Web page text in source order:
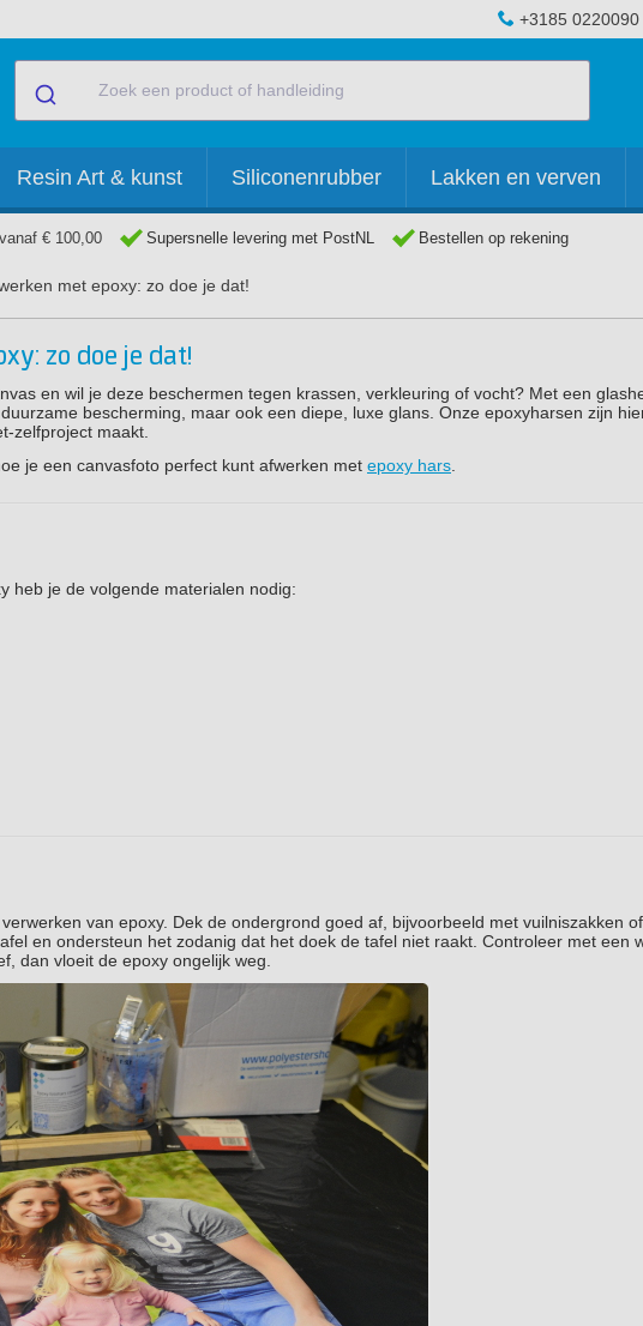
+3185 0220090
Resin Art & kunst Siliconenrubber Lakken en verven
€ 100,00 Supersnelle levering met PostNL Bestellen op rekening
met epoxy: zo doe je dat!
zo doe je dat!
en wil je deze beschermen tegen krassen, verkleuring of vocht? Met een
bescherming, maar ook een diepe, luxe glans. Onze epoxyharsen zijn
zelfproject maakt.
je een canvasfoto perfect kunt afwerken met epoxy hars
heb je de volgende materialen nodig:
van epoxy. Dek de ondergrond goed af, bijvoorbeeld met vuilniszakken of
en ondersteun het zodanig dat het doek de tafel niet raakt. Controleer met een
dan vloeit de epoxy ongelijk weg.